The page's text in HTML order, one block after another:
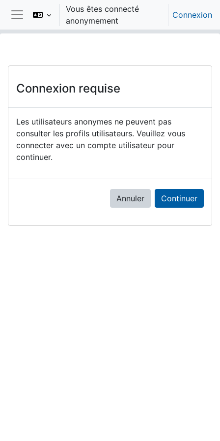
Passer au contenu principal
Panneau latéral
Vous êtes connecté
anonymement
Connexion
Connexion requise
Les utilisateurs anonymes ne peuvent pas
consulter les profils utilisateurs. Veuillez vous
connecter avec un compte utilisateur pour
continuer.
Annuler Continuer